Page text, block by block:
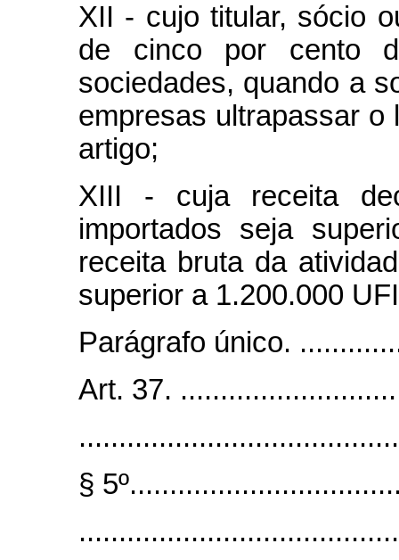
XII - cujo titular, sócio
de cinco por cento
sociedades, quando a
empresas ultrapassar
artigo;
XIII - cuja receita
importados seja
receita bruta da
superior a 1.200.000
Parágrafo único.
Art. 37.
§